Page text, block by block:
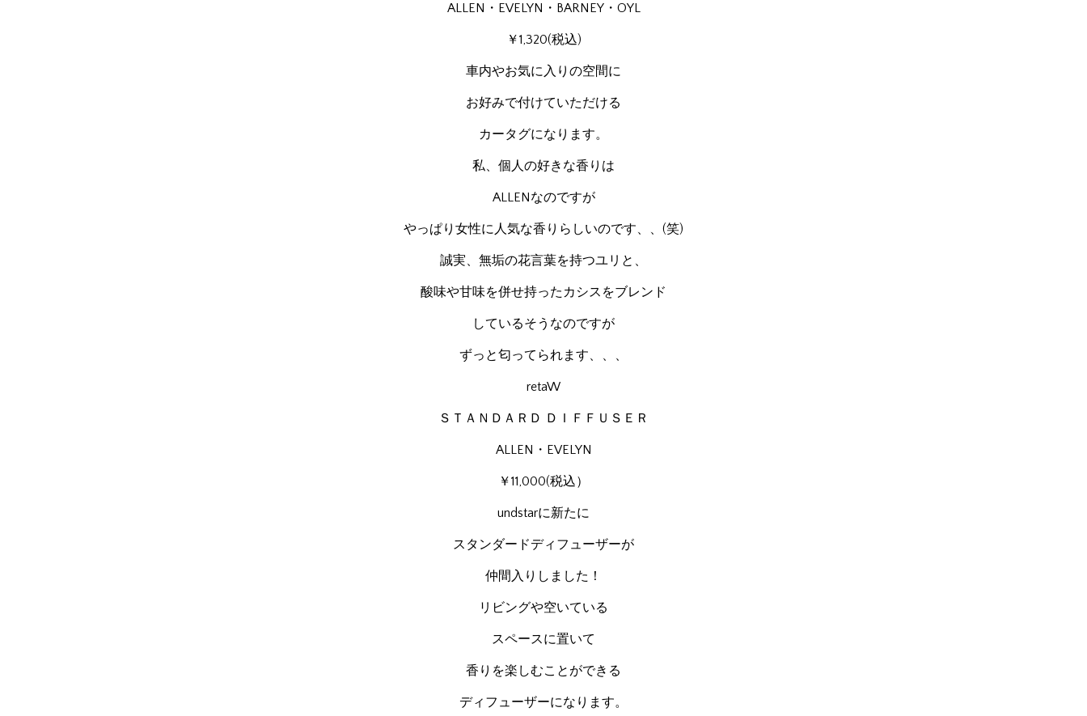
ALLEN・EVELYN・BARNEY・OYL
￥1,320(税込)
車内やお気に入りの空間に
お好みで付けていただける
カータグになります。
私、個人の好きな香りは
ALLENなのですが
やっぱり女性に人気な香りらしいのです、、(笑)
誠実、無垢の花言葉を持つユリと、
酸味や甘味を併せ持ったカシスをブレンド
しているそうなのですが
ずっと匂ってられます、、、
retaW
ＳＴＡＮＤＡＲＤ ＤＩＦＦＵＳＥＲ
ALLEN・EVELYN
￥11,000(税込）
undstarに新たに
スタンダードディフューザーが
仲間入りしました！
リビングや空いている
スペースに置いて
香りを楽しむことができる
ディフューザーになります。